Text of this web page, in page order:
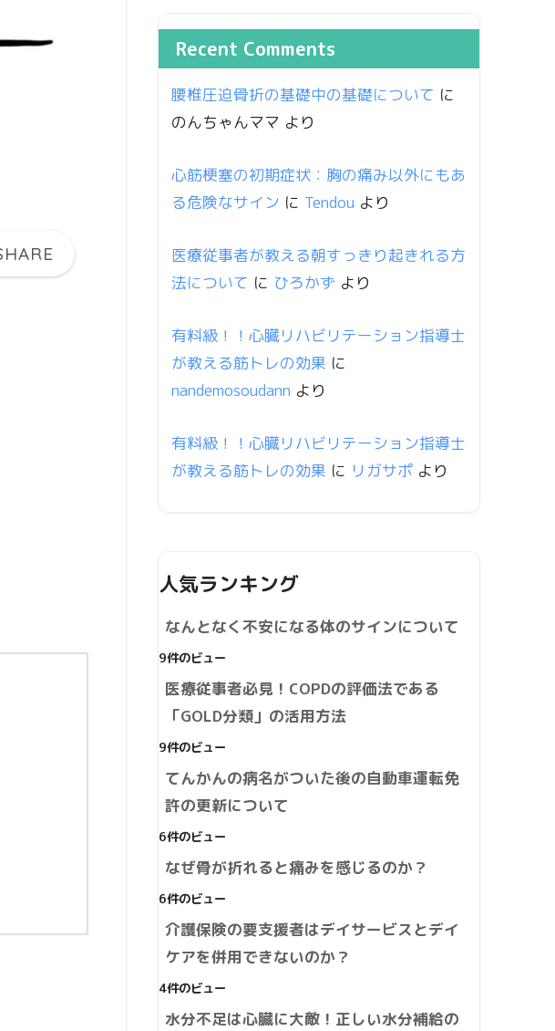
Recent Comments
腰椎圧迫骨折の基礎中の基礎について に
のんちゃんママ より
心筋梗塞の初期症状：胸の痛み以外にもあ
る危険なサイン に Tendou より
医療従事者が教える朝すっきり起きれる方
法について に ひろかず より
有料級！！心臓リハビリテーション指導士
が教える筋トレの効果 に
nandemosoudann より
有料級！！心臓リハビリテーション指導士
が教える筋トレの効果 に リガサポ より
人気ランキング
なんとなく不安になる体のサインについて
9件のビュー
医療従事者必見！COPDの評価法である
「GOLD分類」の活用方法
9件のビュー
てんかんの病名がついた後の自動車運転免
許の更新について
6件のビュー
なぜ骨が折れると痛みを感じるのか？
6件のビュー
介護保険の要支援者はデイサービスとデイ
ケアを併用できないのか？
4件のビュー
水分不足は心臓に大敵！正しい水分補給の